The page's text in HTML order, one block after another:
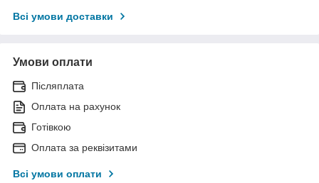
Всі умови доставки
Умови оплати
Післяплата
Оплата на рахунок
Готівкою
Оплата за реквізитами
Всі умови оплати